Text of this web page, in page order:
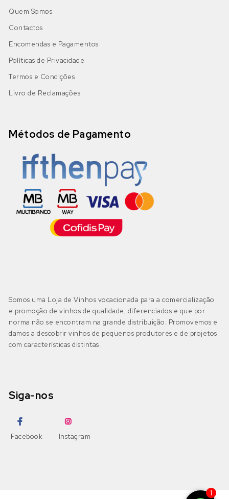
Quem Somos
Contactos
Encomendas e Pagamentos
Políticas de Privacidade
Termos e Condições
Livro de Reclamações
Métodos de Pagamento
Somos uma Loja de Vinhos vocacionada para a comercialização
e promoção de vinhos de qualidade, diferenciados e que por
norma não se encontram na grande distribuição. Promovemos e
damos a descobrir vinhos de pequenos produtores e de projetos
com características distintas.
Siga-nos
Facebook Instagram
1